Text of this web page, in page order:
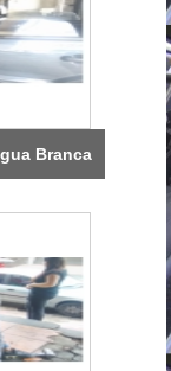
Branca